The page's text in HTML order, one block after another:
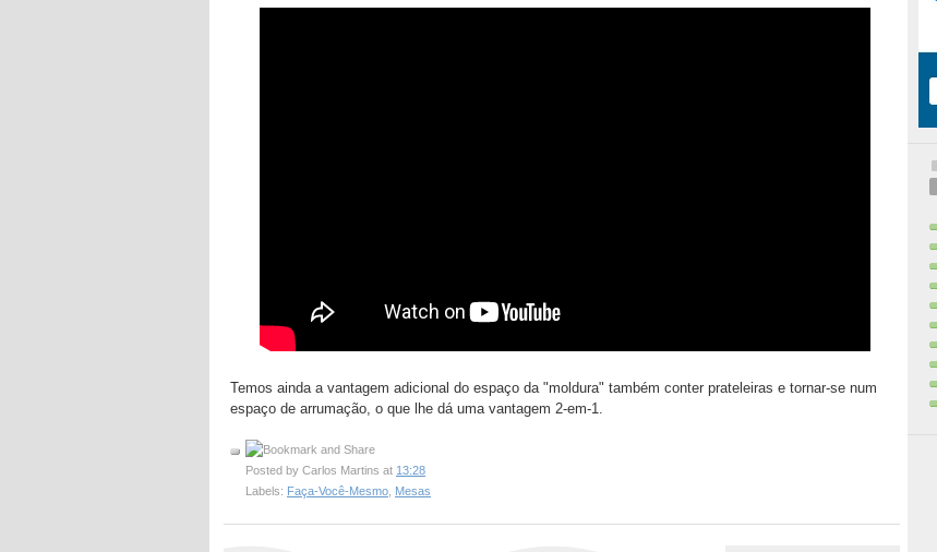
Temos ainda a vantagem adicional do espaço da "moldura" também conter prateleiras e tornar-se num
espaço de arrumação, o que lhe dá uma vantagem 2-em-1.
Posted by Carlos Martins at 13:28
Labels: Faça-Você-Mesmo Mesas